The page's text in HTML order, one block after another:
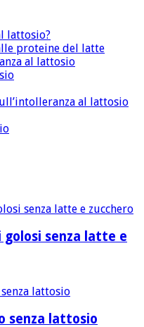
lattosio?
proteine del latte
al lattosio
al lattosio
golosi senza latte e
senza lattosio